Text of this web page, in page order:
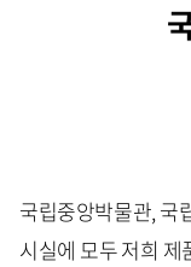
국립중앙박물관, 국
시실에 모두 저희 제